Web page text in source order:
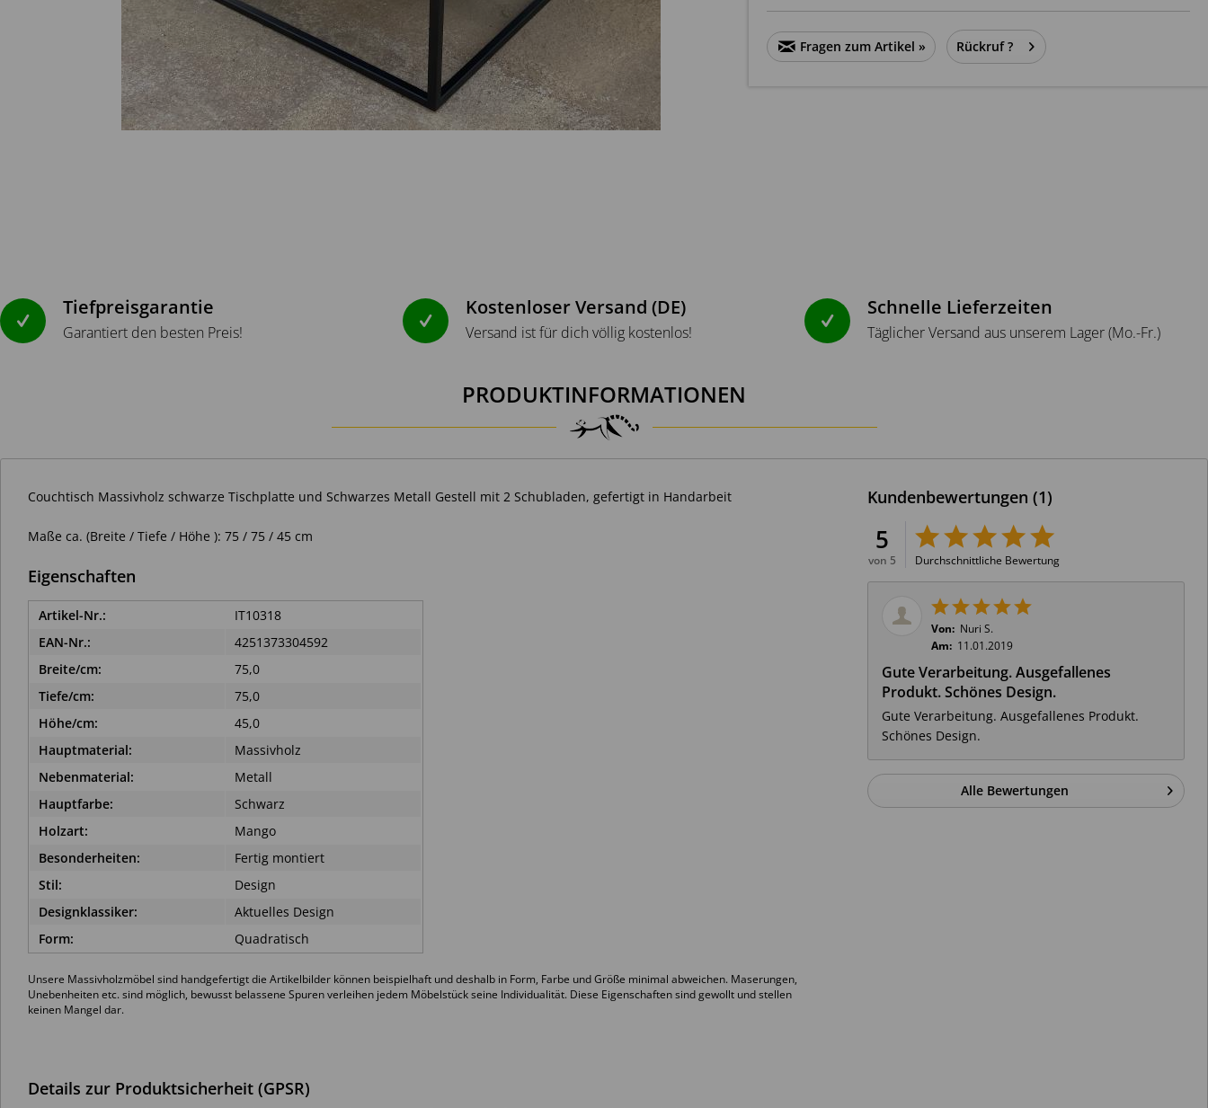
Fragen zum Artikel » Rückruf ?
Tiefpreisgarantie
Garantiert den besten Preis!
Kostenloser Versand (DE)
Versand ist für dich völlig kostenlos!
Schnelle Lieferzeiten
Täglicher Versand aus unserem Lager (Mo.-Fr.)
PRODUKTINFORMATIONEN
Couchtisch Massivholz schwarze Tischplatte und Schwarzes Metall Gestell mit 2 Schubladen, gefertigt in Handarbeit
Maße ca. (Breite / Tiefe / Höhe ): 75 / 75 / 45 cm
Eigenschaften
Artikel-Nr.:
IT10318
EAN-Nr.:
4251373304592
Breite/cm:
75,0
Tiefe/cm:
75,0
Höhe/cm:
45,0
Hauptmaterial:
Massivholz
Nebenmaterial:
Metall
Hauptfarbe:
Schwarz
Holzart:
Mango
Besonderheiten:
Fertig montiert
Stil:
Design
Designklassiker:
Aktuelles Design
Form:
Quadratisch
Unsere Massivholzmöbel sind handgefertigt die Artikelbilder können beispielhaft und deshalb in Form, Farbe und Größe minimal abweichen. Maserungen,
Unebenheiten etc. sind möglich, bewusst belassene Spuren verleihen jedem Möbelstück seine Individualität. Diese Eigenschaften sind gewollt und stellen
keinen Mangel dar.
Details zur Produktsicherheit (GPSR)
Kundenbewertungen(1)
5
von 5 Durchschnittliche Bewertung
Von: Nuri S.
Am: 11.01.2019
Gute Verarbeitung. Ausgefallenes
Produkt. Schönes Design.
Gute Verarbeitung. Ausgefallenes Produkt.
Schönes Design.
Alle Bewertungen